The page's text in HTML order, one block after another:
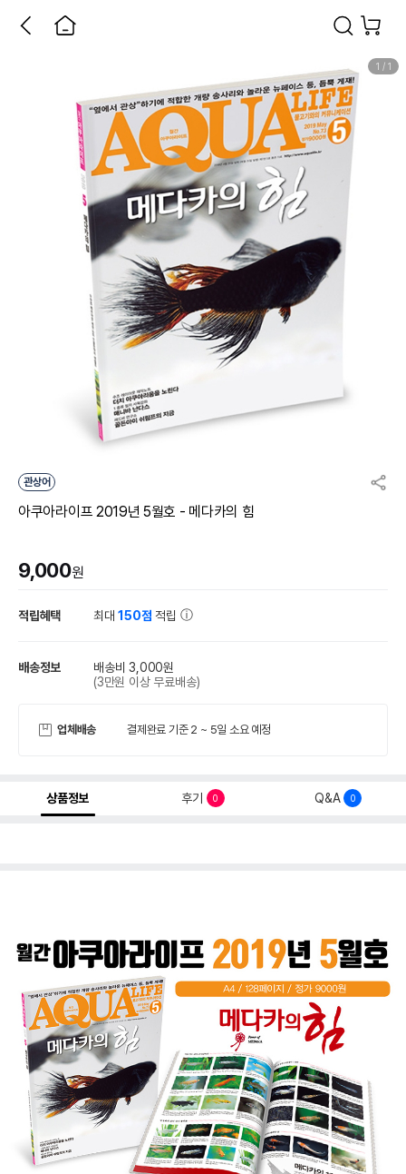
1 / 1
관상어
아쿠아라이프 2019년 5월호 - 메다카의 힘
9,000원
적립혜택 최대150점 적립
배송정보
배송비 3,000원
(3만원 이상 무료배송)
업체배송 결제완료 기준 2 ~ 5일 소요 예정
상품정보 후기 0 Q&A 0